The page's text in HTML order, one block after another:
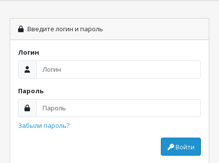
Введите логин и пароль
Логин
Пароль
Забыли пароль?
Войти